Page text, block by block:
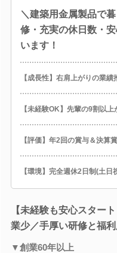
＼建築用金属製品で
修・充実の休日数・
います！
【成長性】右肩上がりの業
【未経験OK】先輩の9割以
【評価】年2回の賞与＆決算
【環境】完全週休2日制(土
【未経験も安心スター
業少／手厚い研修と福
▼創業60年以上